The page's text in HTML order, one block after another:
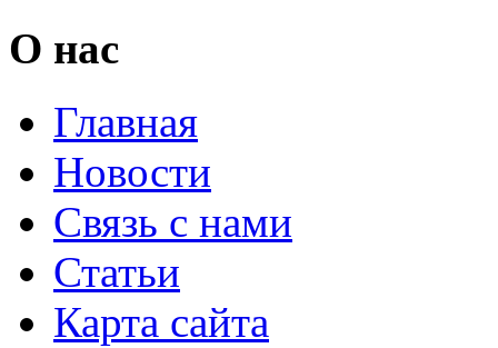
О нас
Главная
Новости
Связь с нами
Статьи
Карта сайта